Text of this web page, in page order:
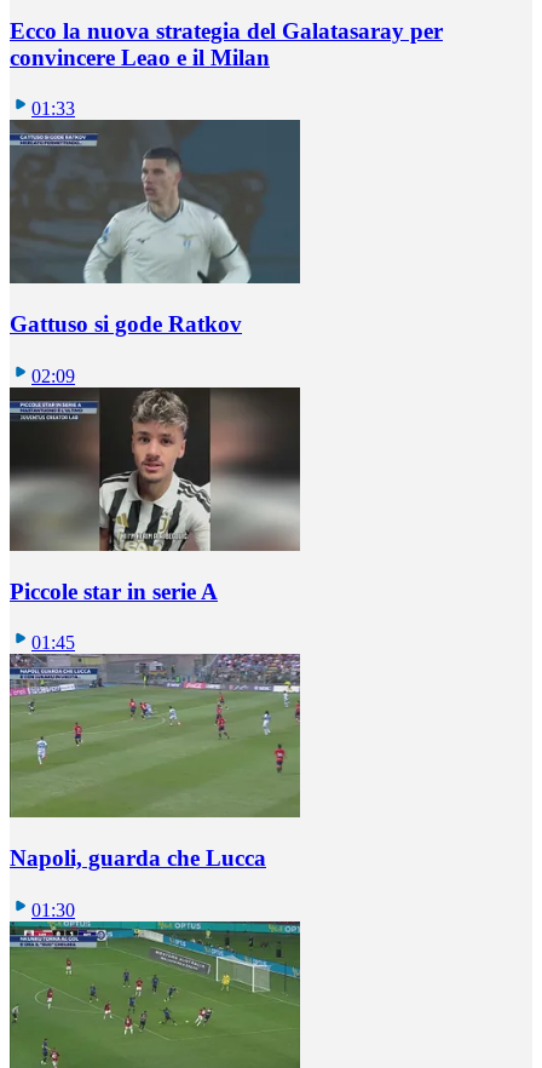
Ecco la nuova strategia del Galatasaray per
convincere Leao e il Milan
01:33
Gattuso si gode Ratkov
02:09
Piccole star in serie A
01:45
Napoli, guarda che Lucca
01:30